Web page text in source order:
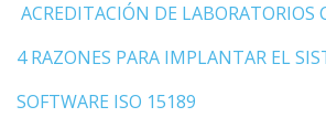
ACREDITACIÓN DE LABORATORIOS
4 RAZONES PARA IMPLANTAR EL
SOFTWARE ISO 15189